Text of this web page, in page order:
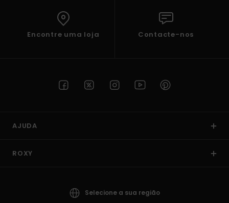
Encontre uma loja Contacte-nos
AJUDA
ROXY
Selecione a sua região